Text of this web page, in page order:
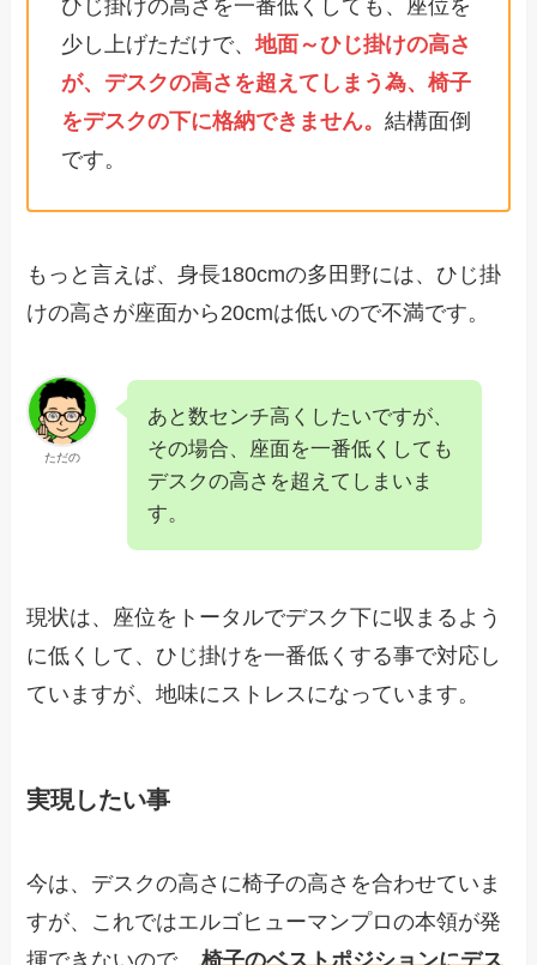
ひじ掛けの高さを一番低くしても、座位を
少し上げただけで、地面～ひじ掛けの高さ
が、デスクの高さを超えてしまう為、椅子
をデスクの下に格納できません。結構面倒
です。
もっと言えば、身長180cmの多田野には、ひじ掛
けの高さが座面から20cmは低いので不満です。
ただの
あと数センチ高くしたいですが、
その場合、座面を一番低くしても
デスクの高さを超えてしまいま
す。
現状は、座位をトータルでデスク下に収まるよう
に低くして、ひじ掛けを一番低くする事で対応し
ていますが、地味にストレスになっています。
実現したい事
今は、デスクの高さに椅子の高さを合わせていま
すが、これではエルゴヒューマンプロの本領が発
揮できないので、椅子のベストポジションにデス